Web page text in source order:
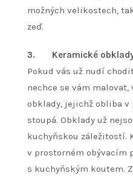
možných velikostech,
zeď.
3. Keramické
Pokud vás už nudí
nechce se vám
obklady, jejichž obliba v
stoupá. Obklady už
kuchyňskou záležitostí.
v prostorném obývacím
s kuchyňským koutem.